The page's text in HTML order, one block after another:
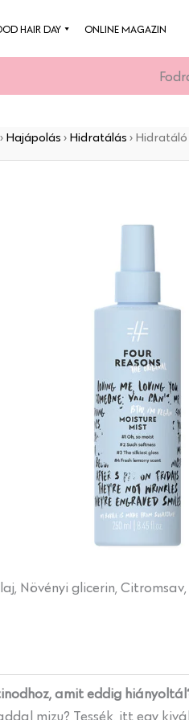
HAIR DAY ONLINE MAGAZIN
› Hajápolás › Hidratálás ›
Növényi glicerin,
amit eddig
mizu? Tessék, itt egy